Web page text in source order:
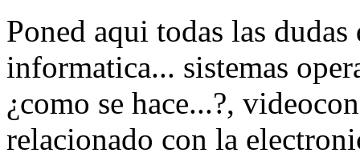
Poned aqui todas las dudas
informatica... sistemas
¿como se hace...?,
relacionado con la